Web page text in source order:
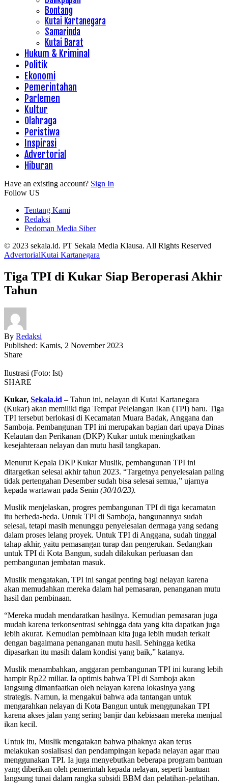
Bontang
Kutai Kartanegara
Samarinda
Kutai Barat
Hukum & Kriminal
Politik
Ekonomi
Pemerintahan
Parlemen
Kultur
Olahraga
Peristiwa
Inspirasi
Advertorial
Hiburan
Have an existing account? Sign In
Follow US
Tentang Kami
Redaksi
Pedoman Media Siber
© 2023 sekala.id. PT Sekala Media Klausa. All Rights Reserved
AdvertorialKutai Kartanegara
Tiga TPI di Kukar Siap Beroperasi Akhir
Tahun
By Redaksi
Published: Kamis, 2 November 2023
Share
Ilustrasi (Foto: Ist)
SHARE
Kukar, Sekala.id – Tahun ini, nelayan di Kutai Kartanegara
(Kukar) akan memiliki tiga Tempat Pelelangan Ikan (TPI) baru. Tiga
TPI tersebut berlokasi di Kecamatan Muara Badak, Anggana dan
Samboja. Pembangunan TPI ini merupakan bagian dari upaya Dinas
Kelautan dan Perikanan (DKP) Kukar untuk meningkatkan
kesejahteraan nelayan dan mutu hasil tangkapan.
Menurut Kepala DKP Kukar Muslik, pembangunan TPI ini
ditargetkan selesai akhir tahun 2023. “Targetnya penyelesaian paling
tidak pertengahan Desember sudah bisa selesai semua,” ujarnya
kepada wartawan pada Senin (30/10/23).
Muslik menjelaskan, progres pembangunan TPI di tiga kecamatan
itu berbeda-beda. Untuk TPI di Samboja, bangunannya sudah
selesai, tetapi masih menunggu penyelesaian dermaga yang sedang
dalam proses lelang proyek. Untuk TPI di Anggana, sudah tinggal
tahap akhir, yaitu pemasangan turap dan pengerukan. Sedangkan
untuk TPI di Kota Bangun, sudah dilakukan perluasan dan
pembangunan jembatan masuk.
Muslik mengatakan, TPI ini sangat penting bagi nelayan karena
akan memudahkan mereka dalam hal pemasaran, penanganan mutu
hasil dan pembinaan.
“Mereka mudah mendaratkan hasilnya. Kemudian pemasaran juga
mudah karena terkonsentrasi sehingga data yang kita dapatkan juga
lebih akurat. Kemudian pembinaan kita juga lebih mudah terkait
dengan bagaimana penanganan mutu hasil. Sehingga ketika
dipasarkan itu masih dalam kondisi yang baik,” katanya.
Muslik menambahkan, anggaran pembangunan TPI ini kurang lebih
hampir Rp22 miliar. Ia optimis bahwa TPI di Samboja akan
langsung dimanfaatkan oleh nelayan karena lokasinya yang
strategis. Namun, ia mengakui bahwa ada tantangan untuk
mengarahkan nelayan di Kota Bangun untuk menggunakan TPI
karena akses jalan yang sering banjir dan kebiasaan mereka menjual
ikan kecil.
Untuk itu, Muslik mengatakan bahwa pihaknya akan terus
melakukan sosialisasi dan pendampingan kepada nelayan agar mau
menggunakan TPI. Ia juga menyebutkan beberapa program bantuan
yang diberikan oleh pemerintah kepada nelayan, seperti bantuan
langsung tunai dalam rangka subsidi BBM dan pelatihan-pelatihan.